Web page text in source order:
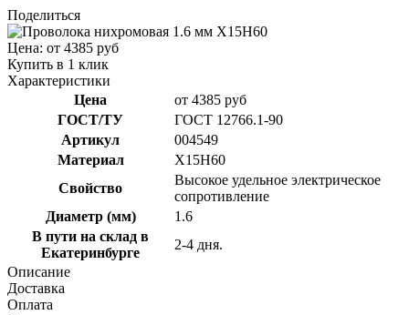
Поделиться
Цена: от 4385 руб
Купить в 1 клик
Характеристики
Цена
от 4385 руб
ГОСТ/ТУ
ГОСТ 12766.1-90
Артикул
004549
Материал
Х15Н60
Свойство
Высокое удельное электрическое
сопротивление
Диаметр (мм)
1.6
В пути на склад в
Екатеринбурге
2-4 дня.
Описание
Доставка
Оплата